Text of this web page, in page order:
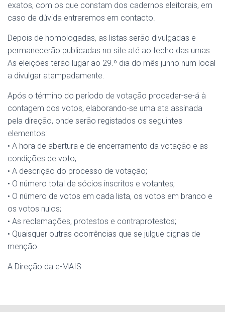
exatos, com os que constam dos cadernos eleitorais, em
caso de dúvida entraremos em contacto.
Depois de homologadas, as listas serão divulgadas e
permanecerão publicadas no site até ao fecho das urnas.
As eleições terão lugar ao 29.º dia do mês junho num local
a divulgar atempadamente.
Após o término do período de votação proceder-se-á à
contagem dos votos, elaborando-se uma ata assinada
pela direção, onde serão registados os seguintes
elementos:
• A hora de abertura e de encerramento da votação e as
condições de voto;
• A descrição do processo de votação;
• O número total de sócios inscritos e votantes;
• O número de votos em cada lista, os votos em branco e
os votos nulos;
• As reclamações, protestos e contraprotestos;
• Quaisquer outras ocorrências que se julgue dignas de
menção.
A Direção da e-MAIS